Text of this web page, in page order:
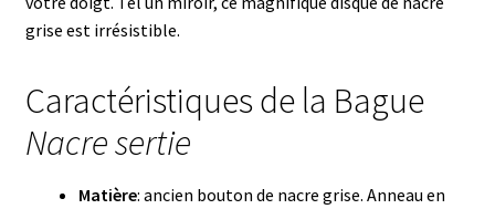
grise est irrésistible.
Caractéristiques de la Bague
Nacre sertie
Matière: ancien bouton de nacre grise. Anneau en